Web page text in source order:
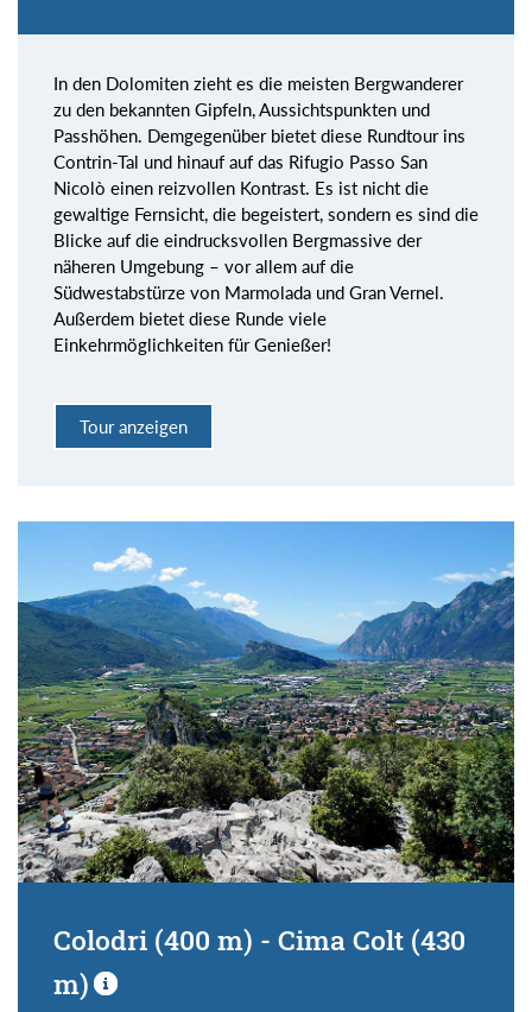
In den Dolomiten zieht es die meisten Bergwanderer
zu den bekannten Gipfeln, Aussichtspunkten und
Passhöhen. Demgegenüber bietet diese Rundtour ins
Contrin-Tal und hinauf auf das Rifugio Passo San
Nicolò einen reizvollen Kontrast. Es ist nicht die
gewaltige Fernsicht, die begeistert, sondern es sind die
Blicke auf die eindrucksvollen Bergmassive der
näheren Umgebung – vor allem auf die
Südwestabstürze von Marmolada und Gran Vernel.
Außerdem bietet diese Runde viele
Einkehrmöglichkeiten für Genießer!
Tour anzeigen
Colodri (400 m) - Cima Colt (430
m)